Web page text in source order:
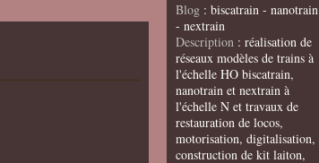
Blog : biscatrain - nanotrain
- nextrain
Description : réalisation de
réseaux modèles de trains à
l'échelle HO biscatrain,
nanotrain et nextrain à
l'échelle N et travaux de
restauration de locos,
motorisation, digitalisation,
construction de kit laiton,